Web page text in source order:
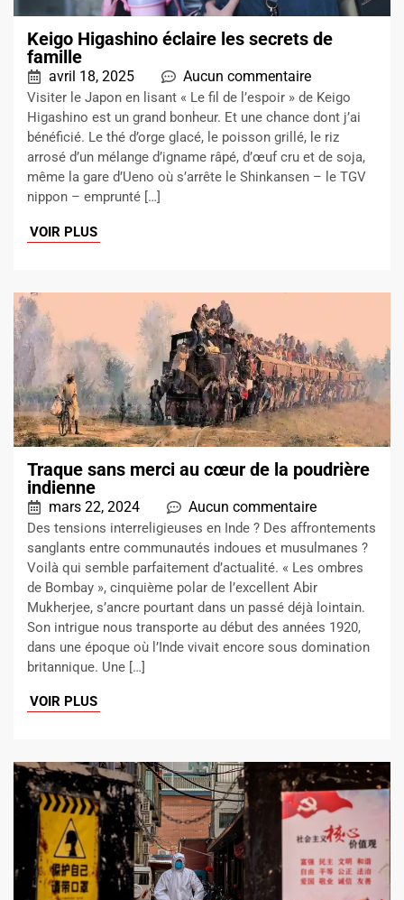
Keigo Higashino éclaire les secrets de
famille
avril 18, 2025 Aucun commentaire
Visiter le Japon en lisant « Le fil de l’espoir » de Keigo
Higashino est un grand bonheur. Et une chance dont j’ai
bénéficié. Le thé d’orge glacé, le poisson grillé, le riz
arrosé d’un mélange d’igname râpé, d’œuf cru et de soja,
même la gare d’Ueno où s’arrête le Shinkansen – le TGV
nippon – emprunté […]
VOIR PLUS
Traque sans merci au cœur de la poudrière
indienne
mars 22, 2024 Aucun commentaire
Des tensions interreligieuses en Inde ? Des affrontements
sanglants entre communautés indoues et musulmanes ?
Voilà qui semble parfaitement d’actualité. « Les ombres
de Bombay », cinquième polar de l’excellent Abir
Mukherjee, s’ancre pourtant dans un passé déjà lointain.
Son intrigue nous transporte au début des années 1920,
dans une époque où l’Inde vivait encore sous domination
britannique. Une […]
VOIR PLUS